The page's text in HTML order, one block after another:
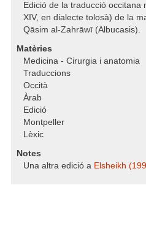
Edició de la traducció occitana
XIV, en dialecte tolosà) de la
Qāsim al-Zahrāwī (Albucasis).
Matèries
Medicina - Cirurgia i anatomia
Traduccions
Occità
Àrab
Edició
Montpeller
Lèxic
Notes
Una altra edició a Elsheikh